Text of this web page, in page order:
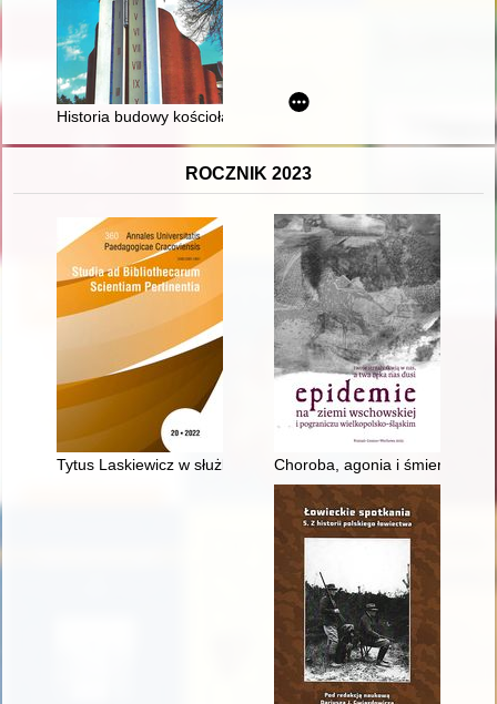
Historia budowy kościoła w Nowosielcu 2001-2011
ROCZNIK 2023
Tytus Laskiewicz w służbie książki : z dziejów bibliotek
Choroba, agonia i śmierć w